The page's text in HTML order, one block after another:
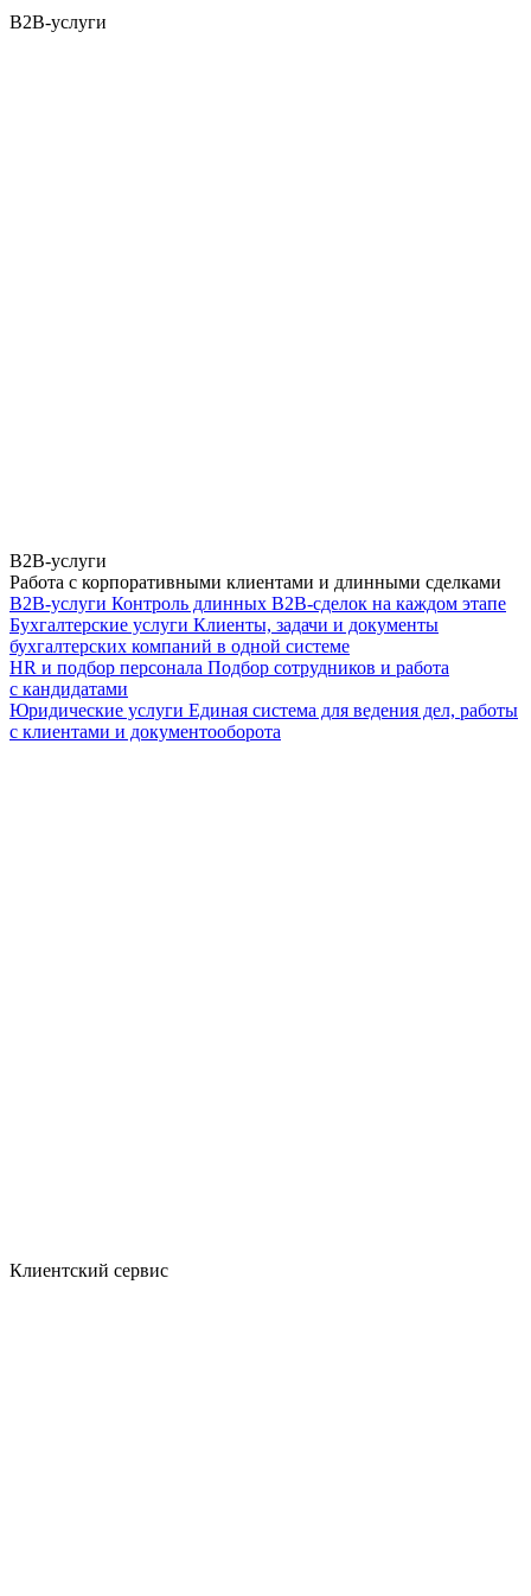
B2B-услуги
B2B-услуги
Работа с корпоративными клиентами и длинными сделками
B2B-услуги Контроль длинных B2B-сделок на каждом этапе
Бухгалтерские услуги Клиенты, задачи и документы
бухгалтерских компаний в одной системе
HR и подбор персонала Подбор сотрудников и работа
с кандидатами
Юридические услуги Единая система для ведения дел, работы
с клиентами и документооборота
Клиентский сервис